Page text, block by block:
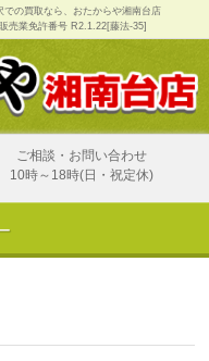
の買取なら、おたからや湘南台店
売業免許番号 R2.1.22[藤法-35]
ご相談・お問い合わせ
10時～18時(日・祝定休)